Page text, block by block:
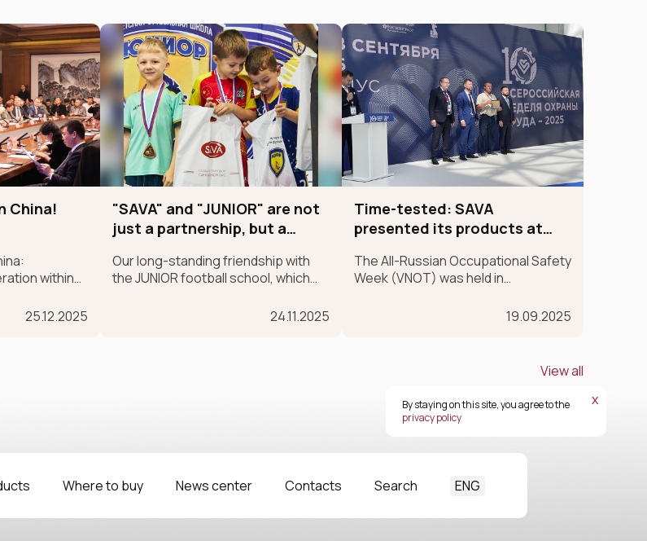
China!
within
Forum25.12.2025
"SAVA" and "JUNIOR" are not
just a partnership, but a
champions
Our long-standing friendship with
the JUNIOR football school, which
a partnership; it's a sincere belief in
24.11.2025
Time-tested: SAVA
presented its products at
The All-Russian Occupational Safety
Week (VNOT) was held in
Federal University in the Krasnodar
19.09.2025
View all
Where to buy News сenter Contacts Search ENG
By staying on this site, you agree to the
privacy policy
х